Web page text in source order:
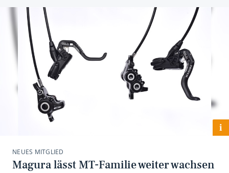
i
NEUES MITGLIED
Magura lässt MT-Familie weiter wachsen